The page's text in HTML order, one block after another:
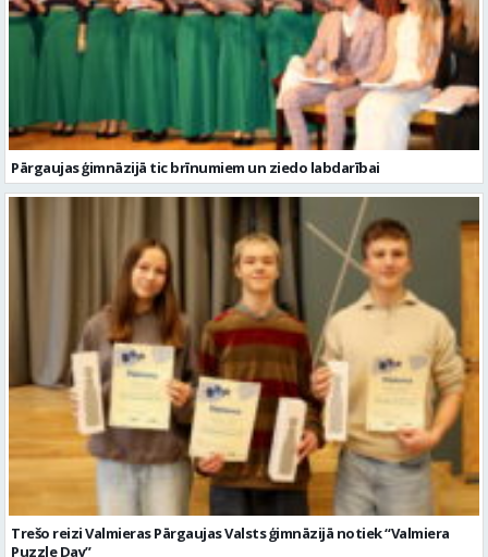
Pārgaujas ģimnāzijā tic brīnumiem un ziedo labdarībai
Trešo reizi Valmieras Pārgaujas Valsts ģimnāzijā notiek “Valmiera
Puzzle Day”
Citi raksti šajā kategorijā: